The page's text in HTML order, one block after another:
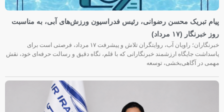
پیام تبریک محسن رضوانی، رئیس فدراسیون ورزش‌های آبی، به مناسبت
روز خبرنگار (۱۷ مرداد)
خبرنگاران؛ راویان آب، روایتگران تلاش و پیشرفت ۱۷ مرداد، فرصتی است برای
پاسداشت جایگاه ارزشمند خبرنگارانی که با قلم، نگاه دقیق و رسالت حرفه‌ای خود، نقش
مهمی در آگاهی‌بخشی، توسعه